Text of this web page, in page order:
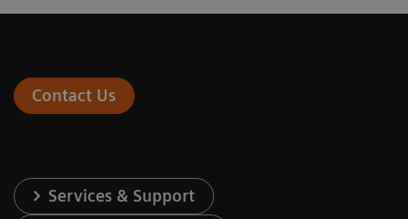
Contact Us
Services & Support